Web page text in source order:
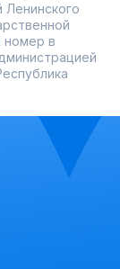
Ленинского
номер в